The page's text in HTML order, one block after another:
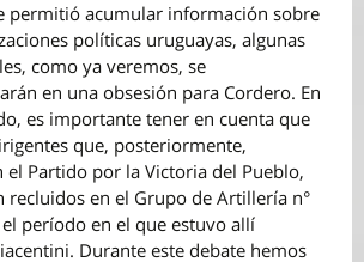
permitió acumular información sobre
políticas uruguayas, algunas
como ya veremos, se
en una obsesión para Cordero. En
es importante tener en cuenta que
que, posteriormente,
el Partido por la Victoria del Pueblo,
recluidos en el Grupo de Artillería n°
período en el que estuvo allí
Durante este debate hemos